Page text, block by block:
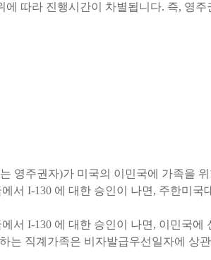
따라 진행시간이 차별됩니다. 즉, 영
영주권자)가 미국의 이민국에 가족을
서 I-130 에 대한 승인이 나면, 주한미
서 I-130 에 대한 승인이 나면, 이민국
는 직계가족은 비자발급우선일자에 상